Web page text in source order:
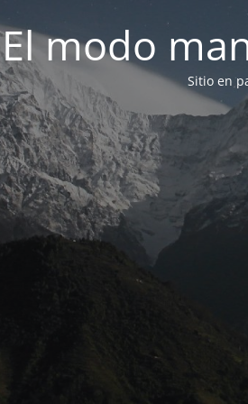
El modo
Sitio en